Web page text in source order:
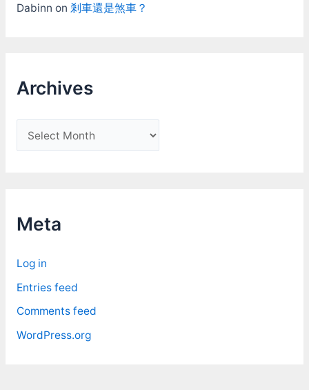
Dabinn on 剎車還是煞車？
Archives
r
i
e
Meta
Log in
Entries feed
Comments feed
WordPress.org